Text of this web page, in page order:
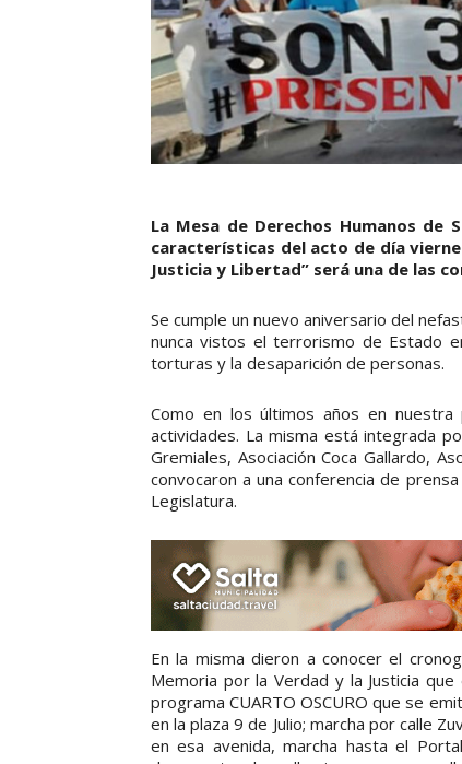
La Mesa de Derechos Humanos
características del acto de día
Justicia y Libertad” será una de las
Se cumple un nuevo aniversario del
nunca vistos el terrorismo de Estado
torturas y la desaparición de personas.
Como en los últimos años en nuestra
actividades. La misma está integrada
Gremiales, Asociación Coca Gallardo,
convocaron a una conferencia de
Legislatura.
En la misma dieron a conocer el
Memoria por la Verdad y la Justicia
programa CUARTO OSCURO que se
en la plaza 9 de Julio; marcha por calle
en esa avenida, marcha hasta el